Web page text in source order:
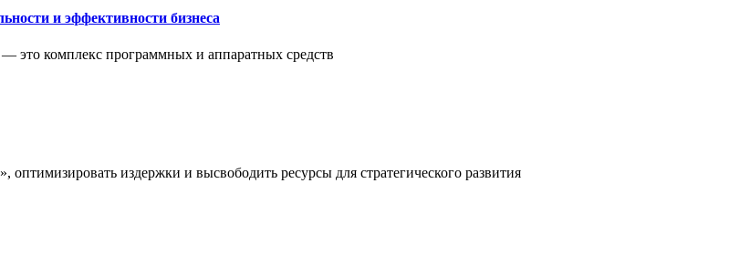
и эффективности бизнеса
это комплекс программных и аппаратных средств
издержки и высвободить ресурсы для стратегического развития